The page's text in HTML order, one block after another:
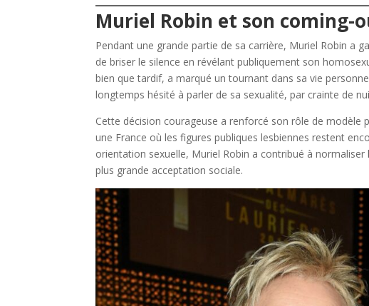
Muriel Robin et son coming-
Pendant une grande partie de sa carrière, Muriel Robin a
de briser le silence en révélant publiquement son
bien que tardif, a marqué un tournant dans sa vie
longtemps hésité à parler de sa sexualité, par crainte de
Cette décision courageuse a renforcé son rôle de modèle
une France où les figures publiques lesbiennes restent
orientation sexuelle, Muriel Robin a contribué à
plus grande acceptation sociale.